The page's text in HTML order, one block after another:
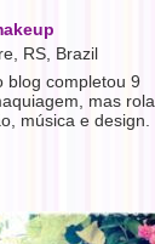
RS, Brazil
blog completou 9
mas rola
música e design.